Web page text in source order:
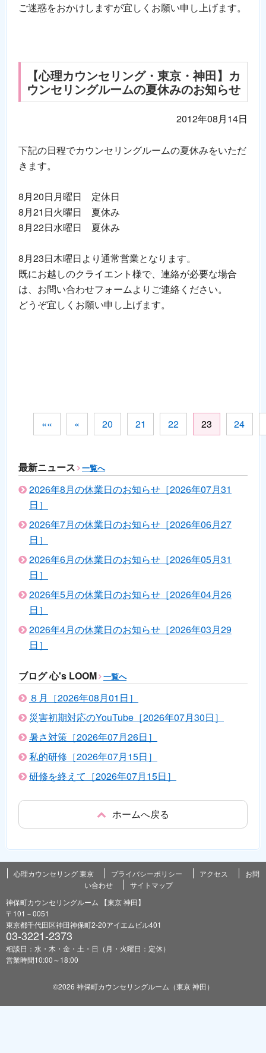
ご迷惑をおかけしますが宜しくお願い申し上げます。
【心理カウンセリング・東京・神田】カ
ウンセリングルームの夏休みのお知らせ
2012年08月14日
下記の日程でカウンセリングルームの夏休みをいただ
きます。
8月20日月曜日 定休日
8月21日火曜日 夏休み
8月22日水曜日 夏休み
8月23日木曜日より通常営業となります。
既にお越しのクライエント様で、連絡が必要な場合
は、お問い合わせフォームよりご連絡ください。
どうぞ宜しくお願い申し上げます。
«« « 20 21 22 23 24
最新ニュース 一覧へ
2026年8月の休業日のお知らせ［2026年07月31
日］
2026年7月の休業日のお知らせ［2026年06月27
日］
2026年6月の休業日のお知らせ［2026年05月31
日］
2026年5月の休業日のお知らせ［2026年04月26
日］
2026年4月の休業日のお知らせ［2026年03月29
日］
ブログ 心's LOOM 一覧へ
８月［2026年08月01日］
災害初期対応のYouTube［2026年07月30日］
暑さ対策［2026年07月26日］
私的研修［2026年07月15日］
研修を終えて［2026年07月15日］
ホームへ戻る
心理カウンセリング 東京 プライバシーポリシー アクセス
お問
い合わせ
サイトマップ
神保町カウンセリングルーム 【東京 神田】
〒101－0051
東京都千代田区神田神保町2-20アイエムビル401
03-3221-2373
相談日：水・木・金・土・日（月・火曜日：定休）
営業時間10:00～18:00
©2026 神保町カウンセリングルーム（東京 神田）